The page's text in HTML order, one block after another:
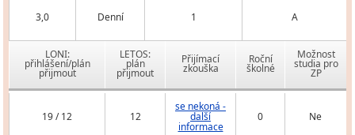
3,0 Denní 1 A
LONI:
přihlášení/plán
přijmout
LETOS:
plán
přijmout
Přijímací
zkouška
Roční
školné
Možnost
studia pro
ZP
19 / 12 12
se nekoná -
další
informace
0 Ne